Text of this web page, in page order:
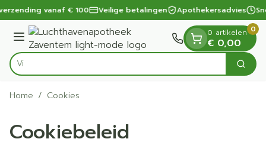
Ga naar de inhoud
1 van 1vanaf € 100 Veilige betalingen Apothekersadvies
Menu
Product, merk, categorie...
Vind snel Zoek
0 artikelen
€ 0,00
0
Home / Cookies
Cookiebeleid